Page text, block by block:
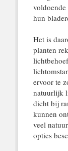
hun
Het is
planten
ervoor te
natuurlijk
dicht bij
kunnen
veel
opties